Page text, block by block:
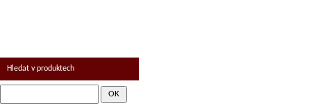
Hledat v produktech